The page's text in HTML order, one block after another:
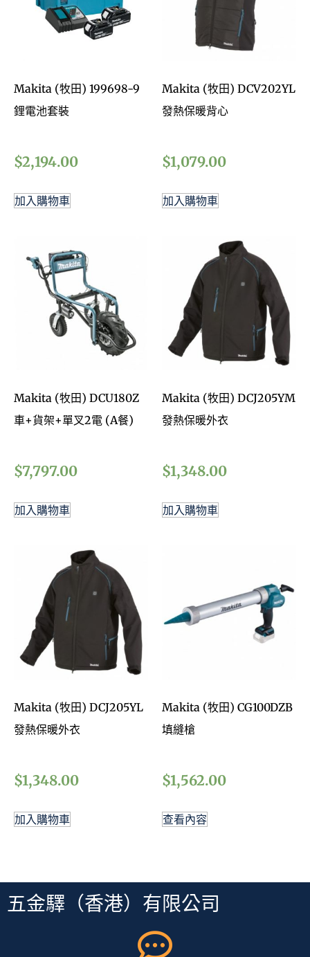
Makita (牧田) 199698-9
鋰電池套裝
$2,194.00
加入購物車
Makita (牧田) DCV202YL
發熱保暖背心
$1,079.00
加入購物車
Makita (牧田) DCU180Z
車+貨架+單叉2電 (A餐)
$7,797.00
加入購物車
Makita (牧田) DCJ205YM
發熱保暖外衣
$1,348.00
加入購物車
Makita (牧田) DCJ205YL
發熱保暖外衣
$1,348.00
加入購物車
Makita (牧田) CG100DZB
填縫槍
$1,562.00
查看內容
五金驛（香港）有限公司